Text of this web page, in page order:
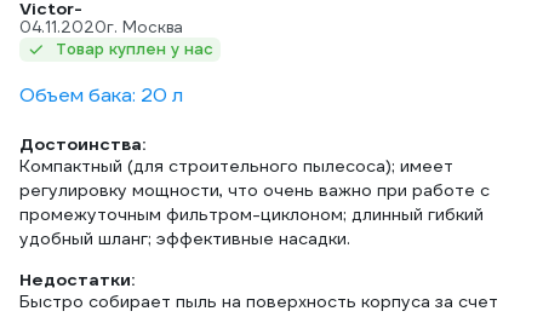
Victor-
04.11.2020г. Москва
Товар куплен у нас
Объем бака: 20 л
Достоинства:
Компактный (для строительного пылесоса); имеет
регулировку мощности, что очень важно при работе с
промежуточным фильтром-циклоном; длинный гибкий
удобный шланг; эффективные насадки.
Недостатки:
Быстро собирает пыль на поверхность корпуса за счет